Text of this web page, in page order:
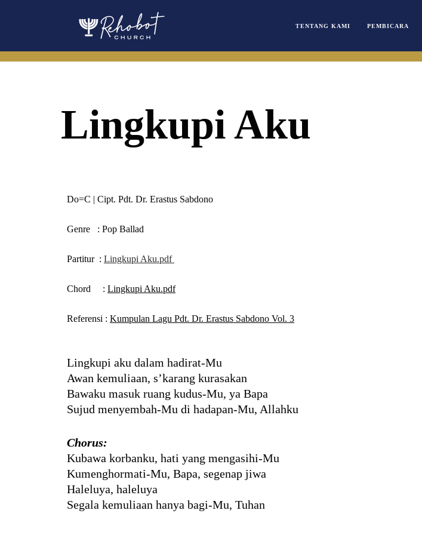
TENTANG KAMI PEMBICARA
Lingkupi Aku
Do=C | Cipt. Pdt. Dr. Erastus Sabdono
Genre : Pop Ballad
Partitur : Lingkupi Aku.pdf
Chord : Lingkupi Aku.pdf
Referensi : Kumpulan Lagu Pdt. Dr. Erastus Sabdono Vol. 3
Lingkupi aku dalam hadirat-Mu
Awan kemuliaan, s’karang kurasakan
Bawaku masuk ruang kudus-Mu, ya Bapa
Sujud menyembah-Mu di hadapan-Mu, Allahku
Chorus:
Kubawa korbanku, hati yang mengasihi-Mu
Kumenghormati-Mu, Bapa, segenap jiwa
Haleluya, haleluya
Segala kemuliaan hanya bagi-Mu, Tuhan